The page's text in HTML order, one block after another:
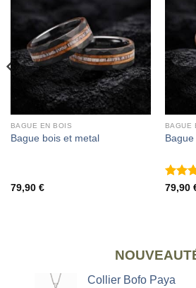
BAGUE EN BOIS
Bague bois et metal
79,90 €
BAGUE
Note
79,90
Collier Bofo Paya